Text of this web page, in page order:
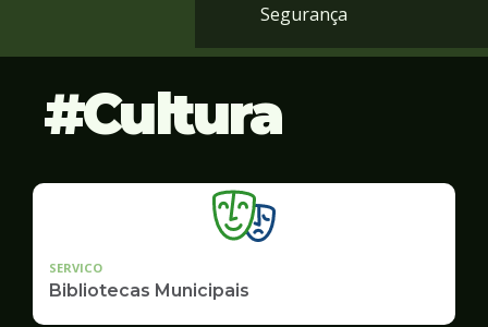
Segurança
Cultura
SERVICO
Bibliotecas Municipais